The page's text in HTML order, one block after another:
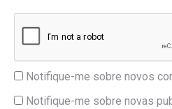
Notifique-me sobre novos
Notifique-me sobre novas